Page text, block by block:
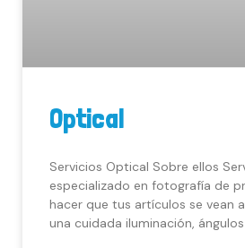
Optical
Servicios Optical Sobre ellos
especializado en fotografía de
hacer que tus artículos se vean
una cuidada iluminación,